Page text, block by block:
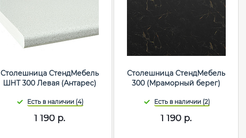
Столешница СтендМебель
ШНТ 300 Левая (Антарес)
1 190р.
Столешница СтендМебель
300 (Мраморный берег)
1 190 р.